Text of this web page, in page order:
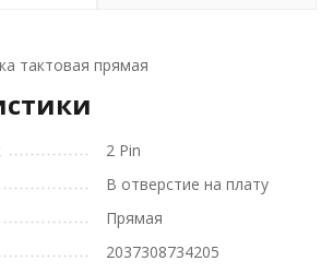
тактовая прямая
2 Pin
В отверстие на плату
Прямая
2037308734205